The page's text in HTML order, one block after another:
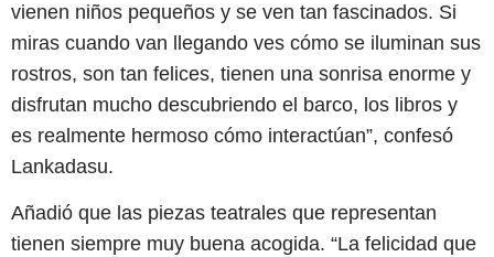
vienen niños pequeños y se ven tan fascinados. Si
miras cuando van llegando ves cómo se iluminan sus
rostros, son tan felices, tienen una sonrisa enorme y
disfrutan mucho descubriendo el barco, los libros y
es realmente hermoso cómo interactúan”, confesó
Lankadasu.
Añadió que las piezas teatrales que representan
tienen siempre muy buena acogida. “La felicidad que